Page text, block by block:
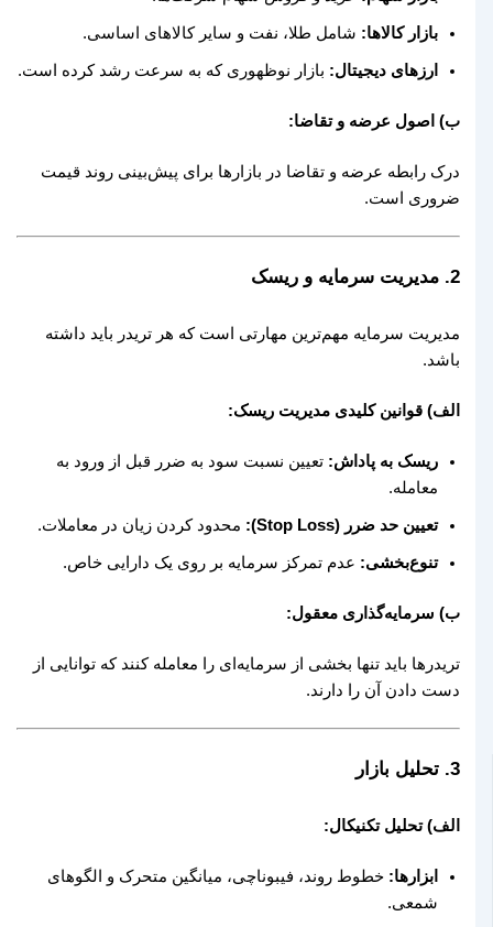
بازار کالاها:شامل طلا، نفت و سایر کالاهای اساسی.
ارزهای دیجیتال:بازار نوظهوری که به سرعت رشد کرده است.
ب) اصول عرضه و تقاضا:
درک رابطه عرضه و تقاضا در بازارها برای پیش‌بینی روند قیمت
ضروری است.
2. مدیریت سرمایه و ریسک
مدیریت سرمایه مهم‌ترین مهارتی است که هر تریدر باید داشته
باشد.
الف) قوانین کلیدی مدیریت ریسک:
ریسک به پاداش:تعیین نسبت سود به ضرر قبل از ورود به
معامله.
تعیین حد ضرر (Stop Loss): محدود کردن زیان در معاملات.
تنوع‌بخشی:عدم تمرکز سرمایه بر روی یک دارایی خاص.
ب) سرمایه‌گذاری معقول:
تریدرها باید تنها بخشی از سرمایه‌ای را معامله کنند که توانایی از
دست دادن آن را دارند.
3. تحلیل بازار
الف) تحلیل تکنیکال:
ابزارها:خطوط روند، فیبوناچی، میانگین متحرک و الگوهای
شمعی.